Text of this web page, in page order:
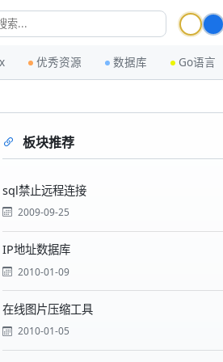
优秀资源 数据库 Go语言
板块推荐
sql禁止远程连接
2009-09-25
IP地址数据库
2010-01-09
在线图片压缩工具
2010-01-05